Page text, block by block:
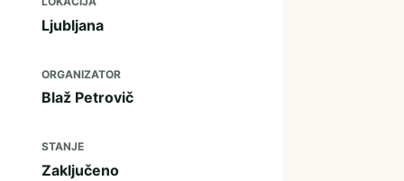
Ljubljana
ORGANIZATOR
Blaž Petrovič
STANJE
Zaključeno